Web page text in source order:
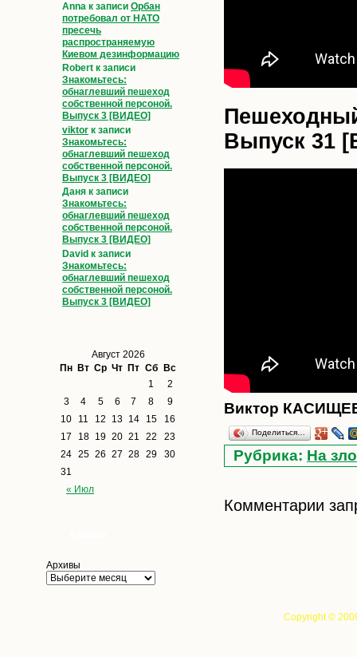
Anna к записи Орбан
потребовал от НАТО
пресечь
распространяемую
Киевом дезинформацию
Robert к записи
Знакомьтесь:
обнаглевший пешеход
собственной персоной.
Выпуск 3 [ВИДЕО]
viktor к записи
Знакомьтесь:
обнаглевший пешеход
собственной персоной.
Выпуск 3 [ВИДЕО]
Даня к записи
Знакомьтесь:
обнаглевший пешеход
собственной персоной.
Выпуск 3 [ВИДЕО]
David к записи
Знакомьтесь:
обнаглевший пешеход
собственной персоной.
Выпуск 3 [ВИДЕО]
Август 2026
Пн Вт Ср Чт Пт Сб Вс
« Июл
1
2
3
4 5 6 7 8
9
10
11 12 13 14 15
16
17
18 19 20 21 22
23
24 25 26 27 28 29
30
31
Архивы
Выпуск 31
Виктор
Поделиться…
Рубрика: На
Комментарии
Copyright ©